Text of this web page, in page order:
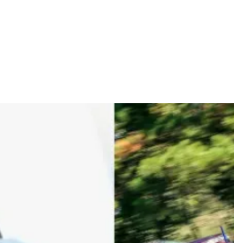
Hediyelik Eşya